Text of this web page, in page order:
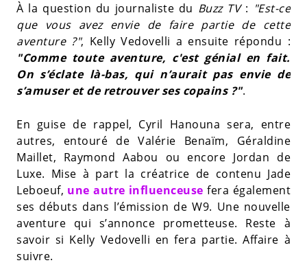
À la question du journaliste du Buzz TV: "Est-ce
que vous avez envie de faire partie de cette
aventure ?", Kelly Vedovelli a ensuite répondu :
"Comme toute aventure, c'est génial en fait.
On s’éclate là-bas, qui n’aurait pas envie de
s’amuser et de retrouver ses copains ?".
En guise de rappel, Cyril Hanouna sera, entre
autres, entouré de Valérie Benaïm, Géraldine
Maillet, Raymond Aabou ou encore Jordan de
Luxe. Mise à part la créatrice de contenu Jade
Leboeuf, une autre influenceuse fera également
ses débuts dans l’émission de W9. Une nouvelle
aventure qui s’annonce prometteuse. Reste à
savoir si Kelly Vedovelli en fera partie. Affaire à
suivre.